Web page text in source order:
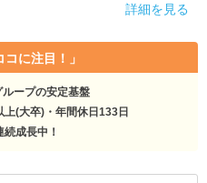
詳細を見る
コに注目！」
ープの安定基盤
(大卒)・年間休日133日
成長中！